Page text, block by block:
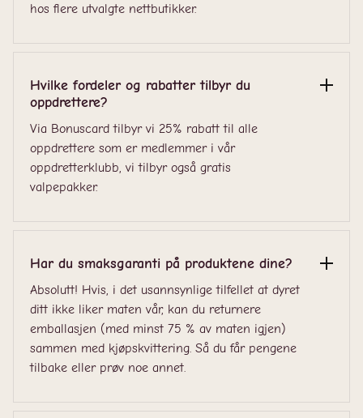
hos flere utvalgte nettbutikker.
Hvilke fordeler og rabatter tilbyr du
oppdrettere?
Via Bonuscard tilbyr vi 25% rabatt til alle
oppdrettere som er medlemmer i vår
oppdretterklubb, vi tilbyr også gratis
valpepakker.
Har du smaksgaranti på produktene dine?
Absolutt! Hvis, i det usannsynlige tilfellet at dyret
ditt ikke liker maten vår, kan du returnere
emballasjen (med minst 75 % av maten igjen)
sammen med kjøpskvittering. Så du får pengene
tilbake eller prøv noe annet.